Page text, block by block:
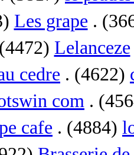
Les grape .
Lelanceze
cedre . (4622)
com .
cafe . (4884)